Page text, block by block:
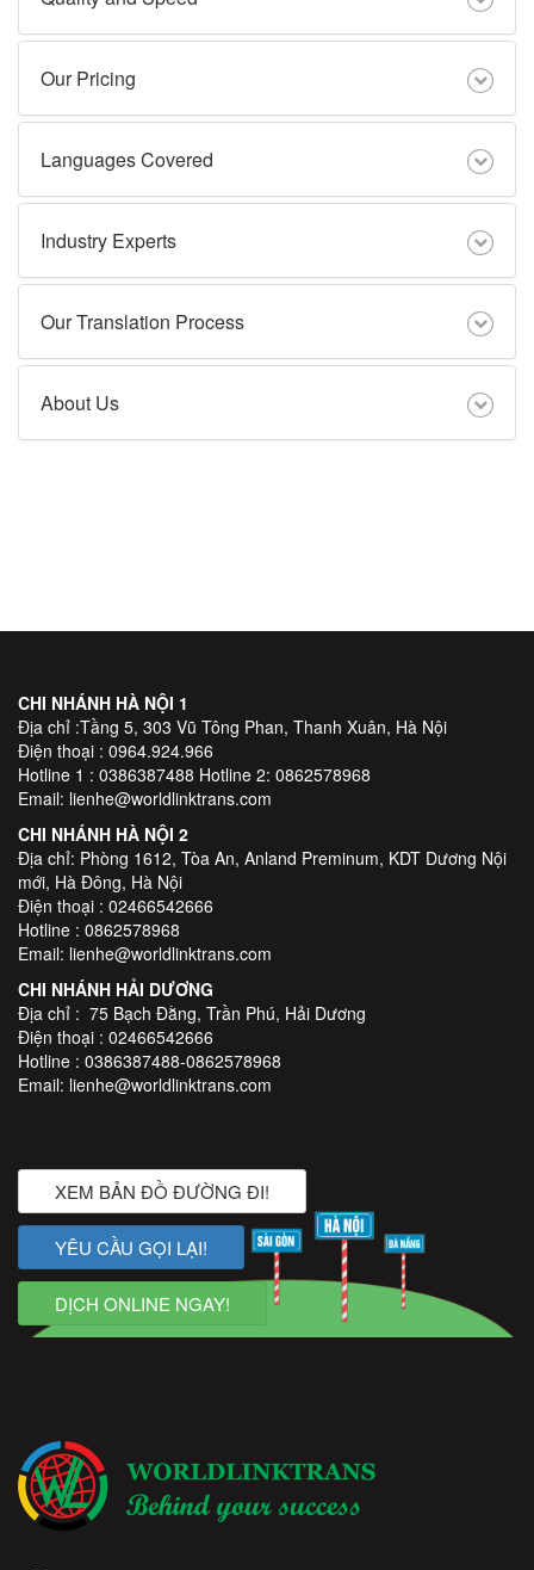
Our Pricing
Languages Covered
Industry Experts
Our Translation Process
About Us
CHI NHÁNH HÀ NỘI 1
Địa chỉ :Tầng 5, 303 Vũ Tông Phan, Thanh Xuân, Hà Nội
Điện thoại : 0964.924.966
Hotline 1 : 0386387488 Hotline 2: 0862578968
Email: lienhe@worldlinktrans.com
CHI NHÁNH HÀ NỘI 2
Địa chỉ: Phòng 1612, Tòa An, Anland Preminum, KDT Dương Nội
mới, Hà Đông, Hà Nội
Điện thoại : 02466542666
Hotline : 0862578968
Email: lienhe@worldlinktrans.com
CHI NHÁNH HẢI DƯƠNG
Địa chỉ : 75 Bạch Đằng, Trần Phú, Hải Dương
Điện thoại : 02466542666
Hotline : 0386387488-0862578968
Email: lienhe@worldlinktrans.com
XEM BẢN ĐỒ ĐƯỜNG ĐI!
YÊU CẦU GỌI LẠI!
DỊCH ONLINE NGAY!